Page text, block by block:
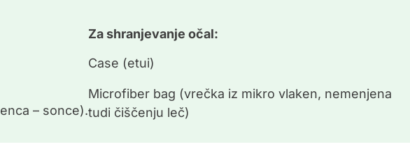
– sonce).
Za shranjevanje očal:
Case (etui)
Microfiber bag (vrečka iz mikro vlaken, nemenjena
tudi čiščenju leč)